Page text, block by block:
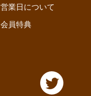
営業日について
会員特典